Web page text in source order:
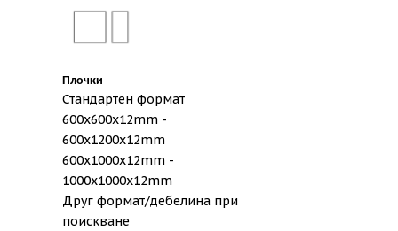
Плочки
Стандартен формат
600x600x12mm -
600x1200x12mm
600x1000x12mm -
1000x1000x12mm
Друг формат/дебелина при
поискване